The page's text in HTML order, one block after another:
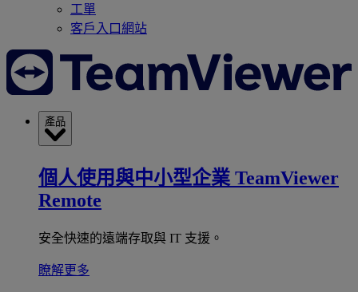
工單
客戶入口網站
產品
個人使用與中小型企業 TeamViewer
Remote
安全快速的遠端存取與 IT 支援。
瞭解更多